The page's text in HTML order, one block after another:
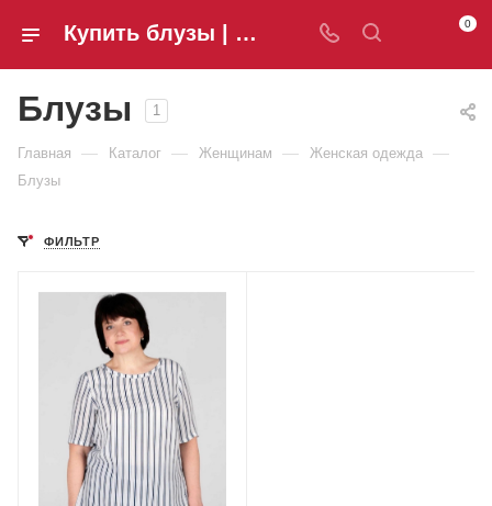
Купить блузы | Интернет-магазин одежды Hanns&Hellen 0
Блузы 1
Главная — Каталог — Женщинам — Женская одежда —
Блузы
ФИЛЬТР